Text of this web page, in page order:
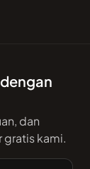
dan
kami.